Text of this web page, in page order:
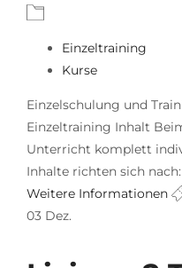
Einzeltraining
Kurse
Einzelschulung und
Einzeltraining Inhalt
Unterricht komplett
Inhalte richten sich nach:
Weitere Informationen
03 Dez.